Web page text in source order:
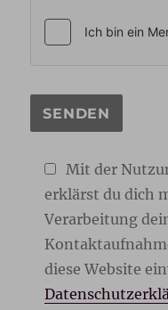
Mit der
erklärst du dich
Verarbeitung
diese Website